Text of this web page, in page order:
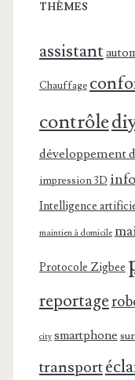
THÈMES
assistant
Chauffage
contrôle
développement
impression 3D
Intelligence
maintien à domicile
Protocole Zigbee
reportage
city smartphone
transport